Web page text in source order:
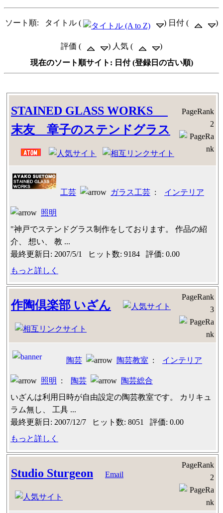
ソート順: タイトル ( ) 日付 ( )
評価 ( ) 人気 (
)
現在のソート順サイト: 日付 (登録日の古い順)
STAINED GLASS WORKS
末友 章子のステンドグラス
PageRank
2
工芸 ガラス工芸 : インテリア
照明
"神戸でステンドグラス制作をしております。 作品の紹
介、 想い、 教 ...
最終更新日: 2007/5/1 ヒット数: 9184 評価: 0.00
もっと詳しく
作陶倶楽部 いざん
PageRank
3
陶芸 陶芸教室 : インテリア
照明 : 陶芸
陶芸総合
いざんは利用日時が自由設定の陶芸教室です。 カリキュ
ラム無し、 工具 ...
最終更新日: 2007/12/7 ヒット数: 8051 評価: 0.00
もっと詳しく
Studio Sturgeon Email
PageRank
2